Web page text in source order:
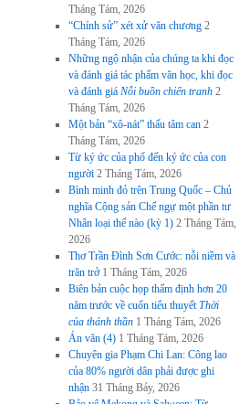
Tháng Tám, 2026
“Chính sử” xét xử văn chương 2
Tháng Tám, 2026
Những ngộ nhận của chúng ta khi đọc
và đánh giá tác phẩm văn học, khi đọc
và đánh giá Nỗi buồn chiến tranh 2
Tháng Tám, 2026
Một bản “xô-nát” thấu tâm can 2
Tháng Tám, 2026
Từ ký ức của phố đến ký ức của con
người 2 Tháng Tám, 2026
Bình minh đỏ trên Trung Quốc – Chủ
nghĩa Cộng sản Chế ngự một phần tư
Nhân loại thế nào (kỳ 1) 2 Tháng Tám,
2026
Thơ Trần Đình Sơn Cước: nỗi niềm và
trăn trở 1 Tháng Tám, 2026
Biên bản cuộc họp thẩm định hơn 20
năm trước về cuốn tiểu thuyếtThời
của thánh thần 1 Tháng Tám, 2026
Án văn (4) 1 Tháng Tám, 2026
Chuyên gia Phạm Chi Lan: Công lao
của 80% người dân phải được ghi
nhận 31 Tháng Bảy, 2026